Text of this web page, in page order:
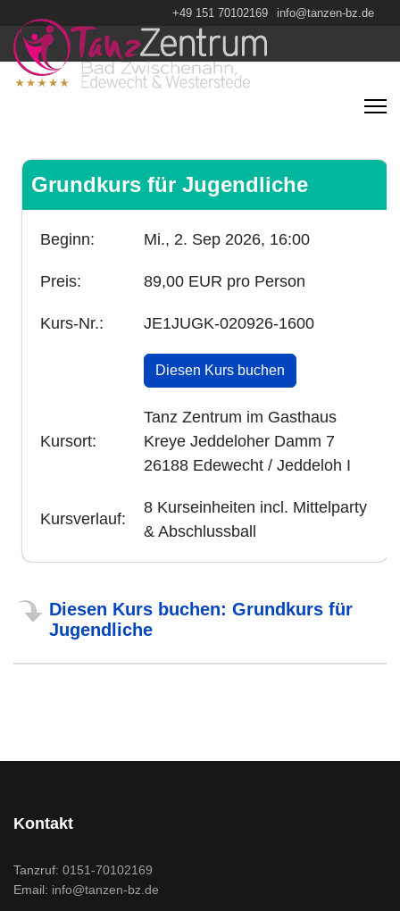
+49 151 70102169 info@tanzen-bz.de
Grundkurs für Jugendliche
Beginn: Mi., 2. Sep 2026, 16:00
Preis: 89,00 EUR pro Person
Kurs-Nr.: JE1JUGK-020926-1600
Diesen Kurs buchen
Kursort:
Tanz Zentrum im Gasthaus
Kreye Jeddeloher Damm 7
26188 Edewecht / Jeddeloh I
Kursverlauf:
8 Kurseinheiten incl. Mittelparty
& Abschlussball
Diesen Kurs buchen: Grundkurs für
Jugendliche
Kontakt
Tanzruf: 0151-70102169
Email: info@tanzen-bz.de